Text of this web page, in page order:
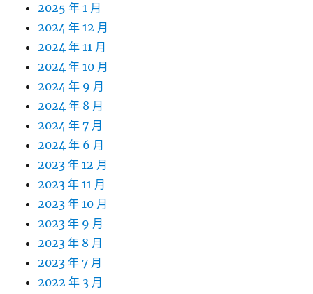
2025 年 1 月
2024 年 12 月
2024 年 11 月
2024 年 10 月
2024 年 9 月
2024 年 8 月
2024 年 7 月
2024 年 6 月
2023 年 12 月
2023 年 11 月
2023 年 10 月
2023 年 9 月
2023 年 8 月
2023 年 7 月
2022 年 3 月